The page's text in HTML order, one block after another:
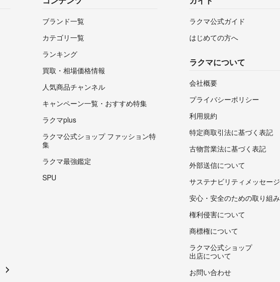
ブランド一覧
カテゴリ一覧
ランキング
買取・相場価格情報
人気商品チャンネル
キャンペーン一覧・おすすめ特集
ラクマplus
ラクマ公式ショップ ファッション特
集
ラクマ最強鑑定
SPU
ラクマ公式ガイド
はじめての方へ
ラクマについて
会社概要
プライバシーポリシー
利用規約
特定商取引法に基づく表記
古物営業法に基づく表記
外部送信について
サステナビリティメッセージ
安心・安全のための取り組み
権利侵害について
商標権について
ラクマ公式ショップ
出店について
お問い合わせ